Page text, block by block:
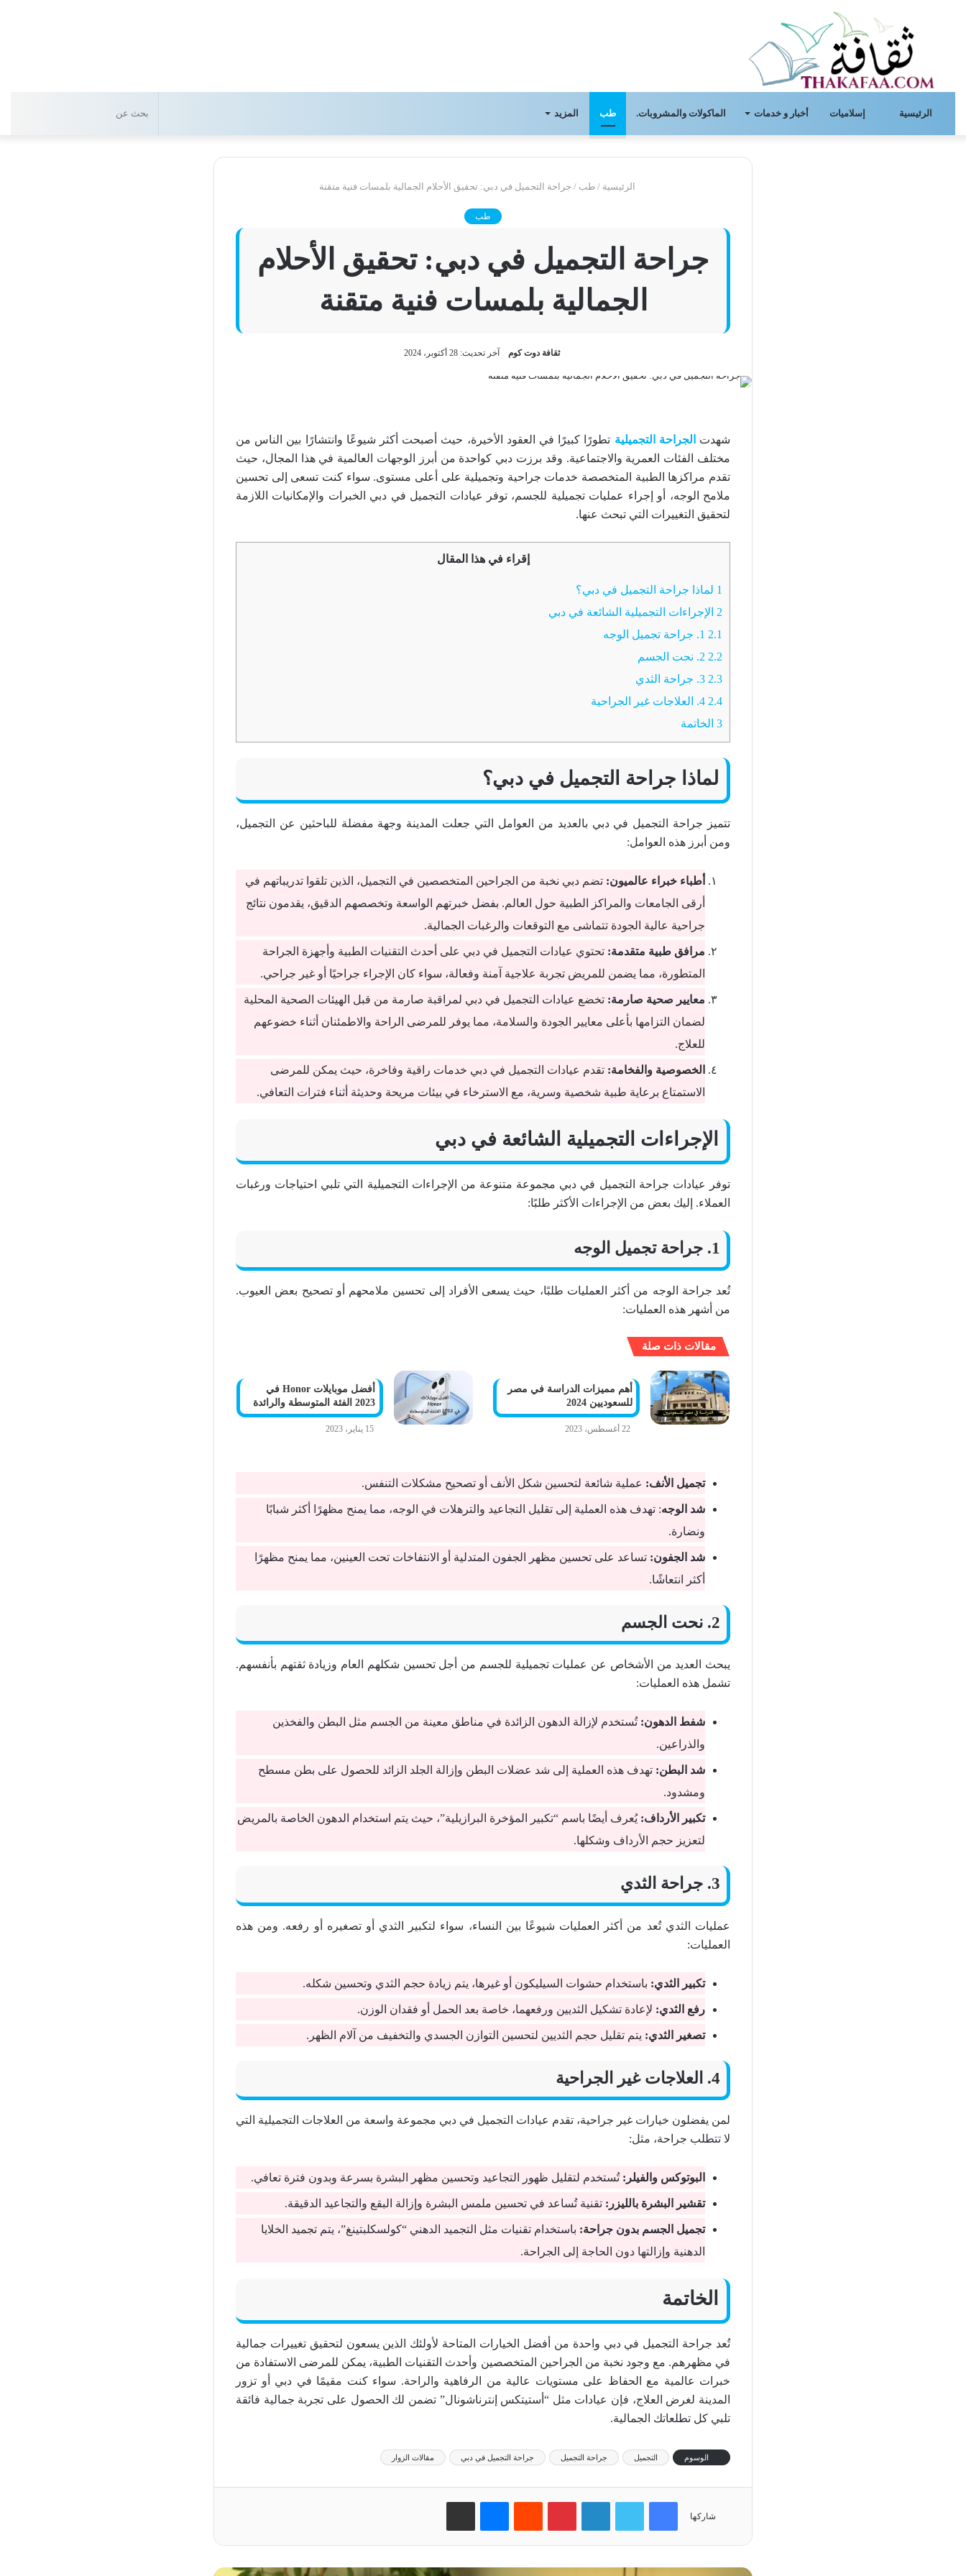
الرئيسية إسلاميات أخبار و خدمات الماكولات والمشروبات. طب المزيد
الرئيسية / طب / جراحة التجميل في دبي: تحقيق الأحلام الجمالية بلمسات فنية متقنة
طب
جراحة التجميل في دبي: تحقيق الأحلام
الجمالية بلمسات فنية متقنة
ثقافة دوت كوم آخر تحديث: 28 أكتوبر، 2024
شهدت الجراحة التجميلية تطورًا كبيرًا في العقود الأخيرة، حيث أصبحت أكثر شيوعًا وانتشارًا بين الناس من
مختلف الفئات العمرية والاجتماعية. وقد برزت دبي كواحدة من أبرز الوجهات العالمية في هذا المجال، حيث
تقدم مراكزها الطبية المتخصصة خدمات جراحية وتجميلية على أعلى مستوى. سواء كنت تسعى إلى تحسين
ملامح الوجه، أو إجراء عمليات تجميلية للجسم، توفر عيادات التجميل في دبي الخبرات والإمكانيات اللازمة
لتحقيق التغييرات التي تبحث عنها.
إقراء في هذا المقال
1 لماذا جراحة التجميل في دبي؟
2 الإجراءات التجميلية الشائعة في دبي
2.1
2.2
2.3
2.4
3الخاتمة
لماذا جراحة التجميل في دبي؟
تتميز جراحة التجميل في دبي بالعديد من العوامل التي جعلت المدينة وجهة مفضلة للباحثين عن التجميل،
ومن أبرز هذه العوامل:
أطباء خبراء عالميون: تضم دبي نخبة من الجراحين المتخصصين في التجميل، الذين تلقوا تدريباتهم في
أرقى الجامعات والمراكز الطبية حول العالم. بفضل خبرتهم الواسعة وتخصصهم الدقيق، يقدمون نتائج
جراحية عالية الجودة تتماشى مع التوقعات والرغبات الجمالية.
مرافق طبية متقدمة: تحتوي عيادات التجميل في دبي على أحدث التقنيات الطبية وأجهزة الجراحة
المتطورة، مما يضمن للمريض تجربة علاجية آمنة وفعالة، سواء كان الإجراء جراحيًا أو غير جراحي.
معايير صحية صارمة: تخضع عيادات التجميل في دبي لمراقبة صارمة من قبل الهيئات الصحية المحلية
لضمان التزامها بأعلى معايير الجودة والسلامة، مما يوفر للمرضى الراحة والاطمئنان أثناء خضوعهم
للعلاج.
الخصوصية والفخامة: تقدم عيادات التجميل في دبي خدمات راقية وفاخرة، حيث يمكن للمرضى
الاستمتاع برعاية طبية شخصية وسرية، مع الاسترخاء في بيئات مريحة وحديثة أثناء فترات التعافي.
الإجراءات التجميلية الشائعة في دبي
توفر عيادات جراحة التجميل في دبي مجموعة متنوعة من الإجراءات التجميلية التي تلبي احتياجات ورغبات
العملاء. إليك بعض من الإجراءات الأكثر طلبًا:
1. جراحة تجميل الوجه
تُعد جراحة الوجه من أكثر العمليات طلبًا، حيث يسعى الأفراد إلى تحسين ملامحهم أو تصحيح بعض العيوب.
من أشهر هذه العمليات:
مقالات ذات صلة
أهم مميزات الدراسة في مصر
للسعوديين 2024
22 أغسطس، 2023
أفضل موبايلات Honor في
2023 الفئة المتوسطة والرائدة
15 يناير، 2023
تجميل الأنف: عملية شائعة لتحسين شكل الأنف أو تصحيح مشكلات التنفس.
شد الوجه: تهدف هذه العملية إلى تقليل التجاعيد والترهلات في الوجه، مما يمنح مظهرًا أكثر شبابًا
ونضارة.
شد الجفون: تساعد على تحسين مظهر الجفون المتدلية أو الانتفاخات تحت العينين، مما يمنح مظهرًا
أكثر انتعاشًا.
2. نحت الجسم
يبحث العديد من الأشخاص عن عمليات تجميلية للجسم من أجل تحسين شكلهم العام وزيادة ثقتهم بأنفسهم.
تشمل هذه العمليات:
شفط الدهون: تُستخدم لإزالة الدهون الزائدة في مناطق معينة من الجسم مثل البطن والفخذين
والذراعين.
شد البطن: تهدف هذه العملية إلى شد عضلات البطن وإزالة الجلد الزائد للحصول على بطن مسطح
ومشدود.
تكبير الأرداف: يُعرف أيضًا باسم “تكبير المؤخرة البرازيلية”، حيث يتم استخدام الدهون الخاصة بالمريض
لتعزيز حجم الأرداف وشكلها.
3. جراحة الثدي
عمليات الثدي تُعد من أكثر العمليات شيوعًا بين النساء، سواء لتكبير الثدي أو تصغيره أو رفعه. ومن هذه
العمليات:
تكبير الثدي: باستخدام حشوات السيليكون أو غيرها، يتم زيادة حجم الثدي وتحسين شكله.
رفع الثدي: لإعادة تشكيل الثديين ورفعهما، خاصة بعد الحمل أو فقدان الوزن.
تصغير الثدي: يتم تقليل حجم الثديين لتحسين التوازن الجسدي والتخفيف من آلام الظهر.
4. العلاجات غير الجراحية
لمن يفضلون خيارات غير جراحية، تقدم عيادات التجميل في دبي مجموعة واسعة من العلاجات التجميلية التي
لا تتطلب جراحة، مثل:
البوتوكس والفيلر: تُستخدم لتقليل ظهور التجاعيد وتحسين مظهر البشرة بسرعة وبدون فترة تعافي.
تقشير البشرة بالليزر: تقنية تُساعد في تحسين ملمس البشرة وإزالة البقع والتجاعيد الدقيقة.
تجميل الجسم بدون جراحة: باستخدام تقنيات مثل التجميد الدهني “كولسكلبتينغ”، يتم تجميد الخلايا
الدهنية وإزالتها دون الحاجة إلى الجراحة.
الخاتمة
تُعد جراحة التجميل في دبي واحدة من أفضل الخيارات المتاحة لأولئك الذين يسعون لتحقيق تغييرات جمالية
في مظهرهم. مع وجود نخبة من الجراحين المتخصصين وأحدث التقنيات الطبية، يمكن للمرضى الاستفادة من
خبرات عالمية مع الحفاظ على مستويات عالية من الرفاهية والراحة. سواء كنت مقيمًا في دبي أو تزور
المدينة لغرض العلاج، فإن عيادات مثل “أستيتكس إنترناشونال” تضمن لك الحصول على تجربة جمالية فائقة
تلبي كل تطلعاتك الجمالية.
الوسوم التجميل جراحة التجميل جراحة التجميل في دبي مقالات الزوار
شاركها
فيسبوك تويتر لينكدإن بينتيريست ‏Reddit ماسنجر مشاركة عبر البريد